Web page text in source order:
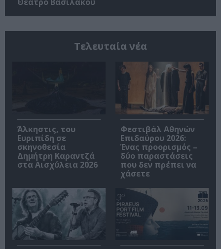
Τελευταία νέα
Άλκηστις, του
Ευριπίδη σε
σκηνοθεσία
Δημήτρη Καραντζά
στα Αισχύλεια 2026
Φεστιβάλ Αθηνών
Επιδαύρου 2026:
Ένας προορισμός –
δύο παραστάσεις
που δεν πρέπει να
χάσετε